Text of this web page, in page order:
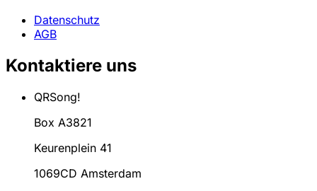
Datenschutz
AGB
Kontaktiere uns
QRSong!
Box A3821
Keurenplein 41
1069CD Amsterdam